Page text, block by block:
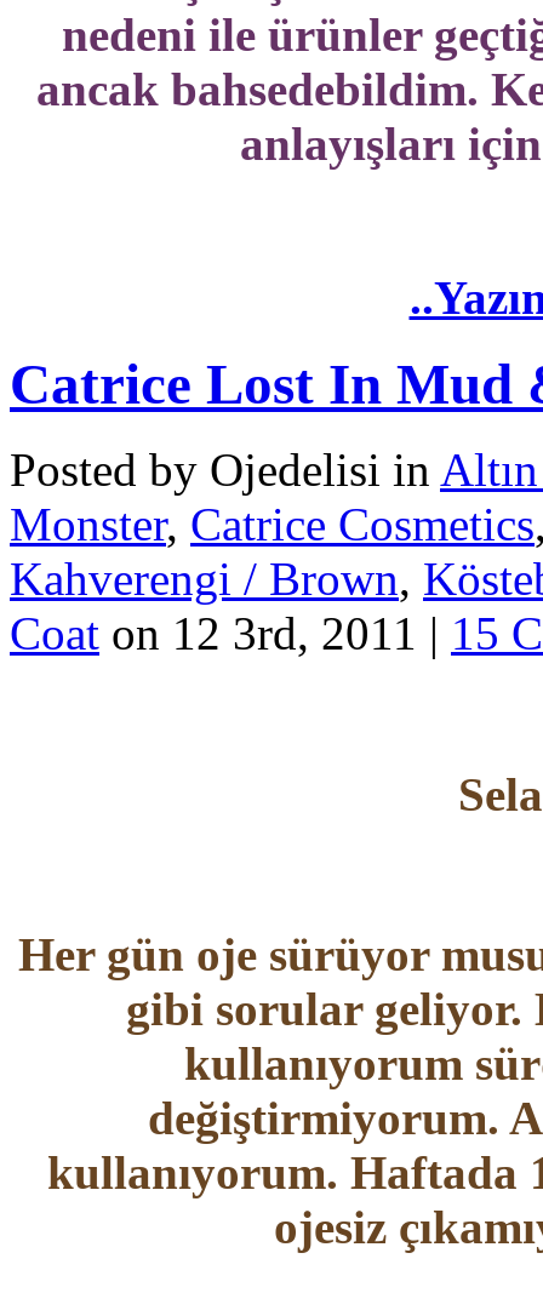
nedeni ile ürünler
ancak bahsedebildim.
anlayışları
Catrice Lost In Mud
Posted by Ojedelisi in
Monster, Catrice Cosmetics
Kahverengi / Brown,
Coat on 12 3rd, 2011 | 15
Her gün oje sürüyor
gibi sorular geliyor.
kullanıyorum
değiştirmiyorum.
kullanıyorum. Haftada
ojesiz